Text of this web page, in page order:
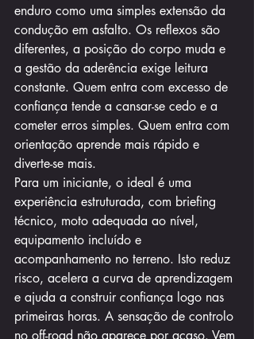
enduro como uma simples extensão da
condução em asfalto. Os reflexos são
diferentes, a posição do corpo muda e
a gestão da aderência exige leitura
constante. Quem entra com excesso de
confiança tende a cansar-se cedo e a
cometer erros simples. Quem entra com
orientação aprende mais rápido e
diverte-se mais.
Para um iniciante, o ideal é uma
experiência estruturada, com briefing
técnico, moto adequada ao nível,
equipamento incluído e
acompanhamento no terreno. Isto reduz
risco, acelera a curva de aprendizagem
e ajuda a construir confiança logo nas
primeiras horas. A sensação de controlo